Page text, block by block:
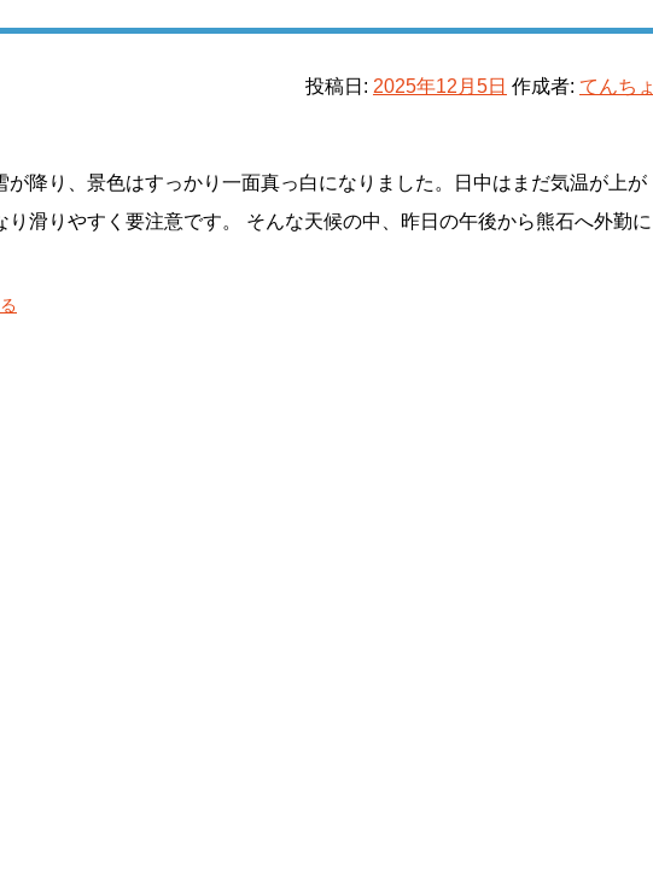
投稿日: 2025年12月5日 作成者: てんちょ
が降り、景色はすっかり一面真っ白になりました。日中はまだ気温が上が
り滑りやすく要注意です。 そんな天候の中、昨日の午後から熊石へ外勤に